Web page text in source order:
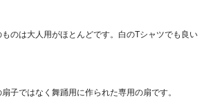
ものは大人用がほとんどです。白のTシャツでも良い
子ではなく舞踊用に作られた専用の扇です。